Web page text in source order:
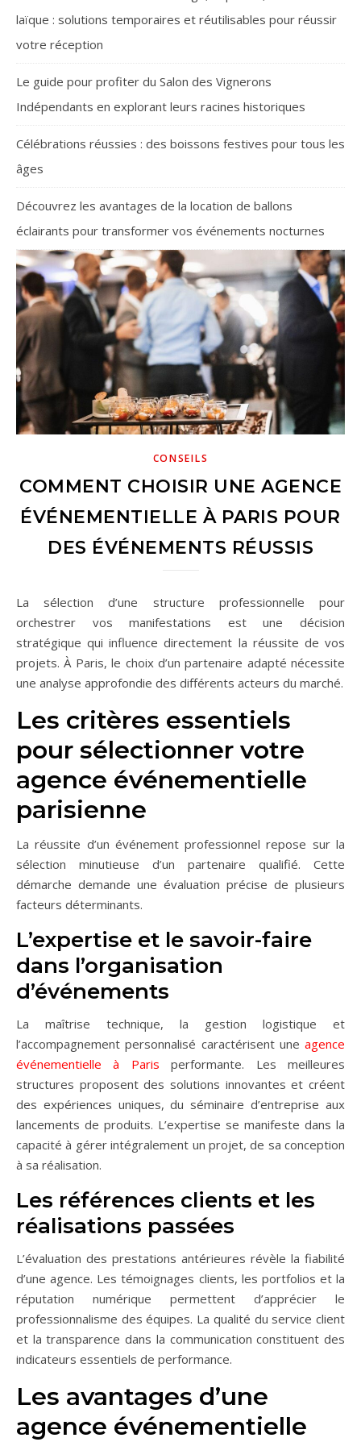
laïque : solutions temporaires et réutilisables pour réussir
votre réception
Le guide pour profiter du Salon des Vignerons
Indépendants en explorant leurs racines historiques
Célébrations réussies : des boissons festives pour tous les
âges
Découvrez les avantages de la location de ballons
éclairants pour transformer vos événements nocturnes
CONSEILS
COMMENT CHOISIR UNE AGENCE
ÉVÉNEMENTIELLE À PARIS POUR
DES ÉVÉNEMENTS RÉUSSIS
La sélection d’une structure professionnelle pour
orchestrer vos manifestations est une décision
stratégique qui influence directement la réussite de vos
projets. À Paris, le choix d’un partenaire adapté nécessite
une analyse approfondie des différents acteurs du marché.
Les critères essentiels
pour sélectionner votre
agence événementielle
parisienne
La réussite d’un événement professionnel repose sur la
sélection minutieuse d’un partenaire qualifié. Cette
démarche demande une évaluation précise de plusieurs
facteurs déterminants.
L’expertise et le savoir-faire
dans l’organisation
d’événements
La maîtrise technique, la gestion logistique et
l’accompagnement personnalisé caractérisent une agence
événementielle à Paris performante. Les meilleures
structures proposent des solutions innovantes et créent
des expériences uniques, du séminaire d’entreprise aux
lancements de produits. L’expertise se manifeste dans la
capacité à gérer intégralement un projet, de sa conception
à sa réalisation.
Les références clients et les
réalisations passées
L’évaluation des prestations antérieures révèle la fiabilité
d’une agence. Les témoignages clients, les portfolios et la
réputation numérique permettent d’apprécier le
professionnalisme des équipes. La qualité du service client
et la transparence dans la communication constituent des
indicateurs essentiels de performance.
Les avantages d’une
agence événementielle